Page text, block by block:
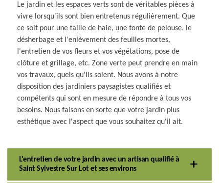
Le jardin et les espaces verts sont de véritables pièces à
vivre lorsqu'ils sont bien entretenus régulièrement. Que
ce soit pour une taille de haie, une tonte de pelouse, le
désherbage et l'enlèvement des feuilles mortes,
l'entretien de vos fleurs et vos végétations, pose de
clôture et grillage, etc. Zone verte peut prendre en main
vos travaux, quels qu'ils soient. Nous avons à notre
disposition des jardiniers paysagistes qualifiés et
compétents qui sont en mesure de répondre à tous vos
besoins. Nous faisons en sorte que votre jardin plus
esthétique avec l'aspect que vous souhaitez qu'il ait.
L'entretien de votre jardin avec un artisan qualifié à
Saint Sylvestre Sur Lot et ses environs